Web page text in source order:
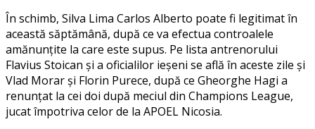
În schimb, Silva Lima Carlos Alberto poate fi legitimat în
această săptămână, după ce va efectua controalele
amănunțite la care este supus. Pe lista antrenorului
Flavius Stoican și a oficialilor ieșeni se află în aceste zile și
Vlad Morar și Florin Purece, după ce Gheorghe Hagi a
renunțat la cei doi după meciul din Champions League,
jucat împotriva celor de la APOEL Nicosia.